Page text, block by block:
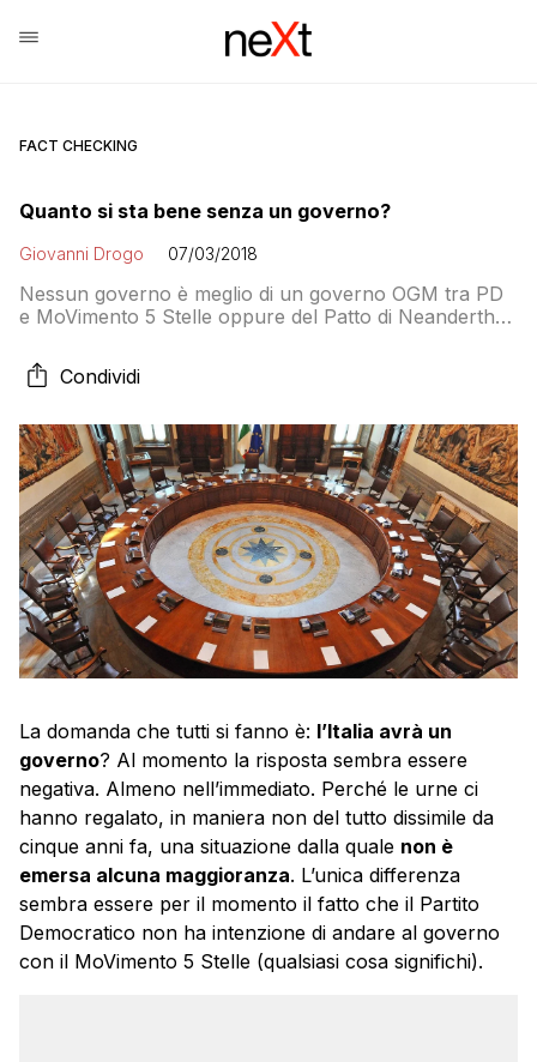
FACT CHECKING
Quanto si sta bene senza un governo?
Giovanni Drogo 07/03/2018
Nessun governo è meglio di un governo OGM tra PD
e MoVimento 5 Stelle oppure del Patto di Neanderthal
Belgio, Spagna, Germania – che mostrano che è
possibile. Ma…
Condividi
La domanda che tutti si fanno è: l’Italia avrà un
governo? Al momento la risposta sembra essere
negativa. Almeno nell’immediato. Perché le urne ci
hanno regalato, in maniera non del tutto dissimile da
cinque anni fa, una situazione dalla quale non è
emersa alcuna maggioranza. L’unica differenza
sembra essere per il momento il fatto che il Partito
Democratico non ha intenzione di andare al governo
con il MoVimento 5 Stelle (qualsiasi cosa significhi).